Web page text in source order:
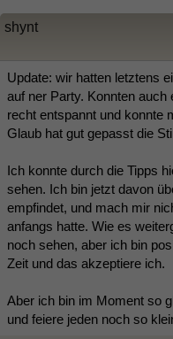
shynt
Update: wir hatten letztens
auf ner Party. Konnten
recht entspannt und konnte
Glaub hat gut gepasst die
Ich konnte durch die Tipps
sehen. Ich bin jetzt davon
empfindet, und mach mir
anfangs hatte. Wie es
noch sehen, aber ich bin
Zeit und das akzeptiere ich.
Aber ich bin im Moment so
und feiere jeden noch so